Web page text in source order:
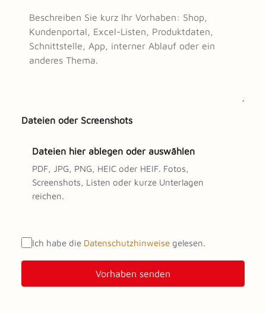
Dateien oder Screenshots
Dateien hier ablegen oder auswählen
PDF, JPG, PNG, HEIC oder HEIF. Fotos,
Screenshots, Listen oder kurze Unterlagen
reichen.
Ich habe die Datenschutzhinweise gelesen.
Vorhaben senden